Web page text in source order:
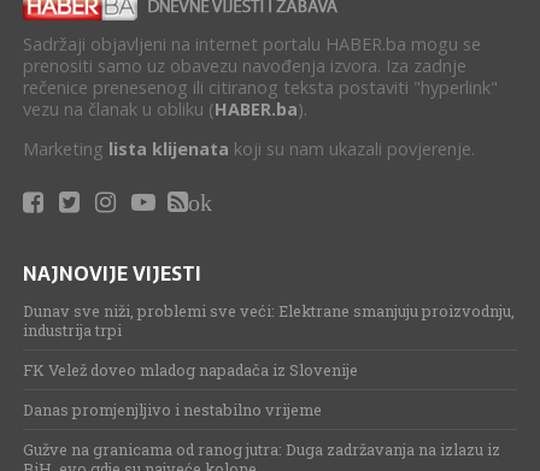
Sadržaji objavljeni na internet portalu HABER.ba mogu se
prenositi samo uz obavezu navođenja izvora. Iza zadnje
rečenice prenesenog ili citiranog teksta postaviti "hyperlink"
vezu na članak u obliku (HABER.ba).
Marketing lista klijenata koji su nam ukazali povjerenje.
ok
NAJNOVIJE VIJESTI
Dunav sve niži, problemi sve veći: Elektrane smanjuju proizvodnju,
industrija trpi
FK Velež doveo mladog napadača iz Slovenije
Danas promjenjljivo i nestabilno vrijeme
Gužve na granicama od ranog jutra: Duga zadržavanja na izlazu iz